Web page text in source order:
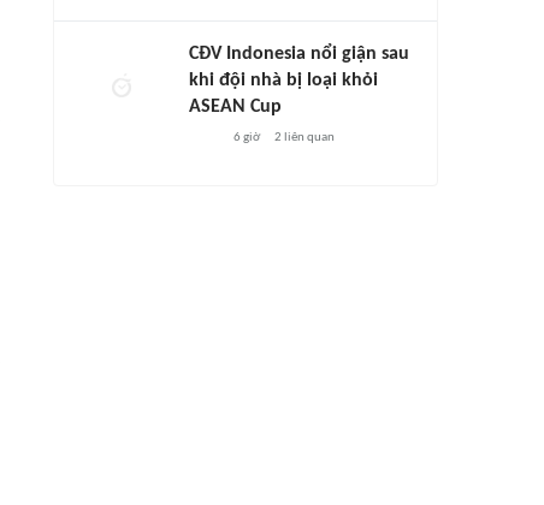
CĐV Indonesia nổi giận sau
khi đội nhà bị loại khỏi
ASEAN Cup
6 giờ 2 liên quan